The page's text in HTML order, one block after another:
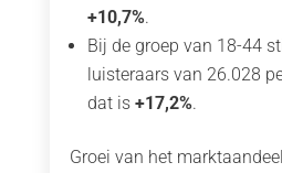
+10,7%.
Bij de groep van 18-44
luisteraars van 26.028
dat is +17,2%.
Groei van het